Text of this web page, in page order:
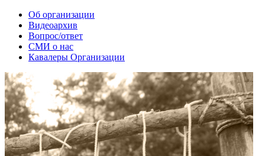
Об организации
Видеоархив
Вопрос/ответ
СМИ о нас
Кавалеры Организации